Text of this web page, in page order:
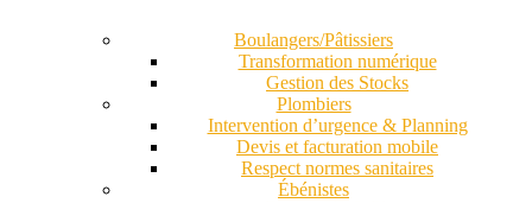
Boulangers/Pâtissiers
Transformation numérique
Gestion des Stocks
Plombiers
Intervention d’urgence & Planning
Devis et facturation mobile
Respect normes sanitaires
Ébénistes